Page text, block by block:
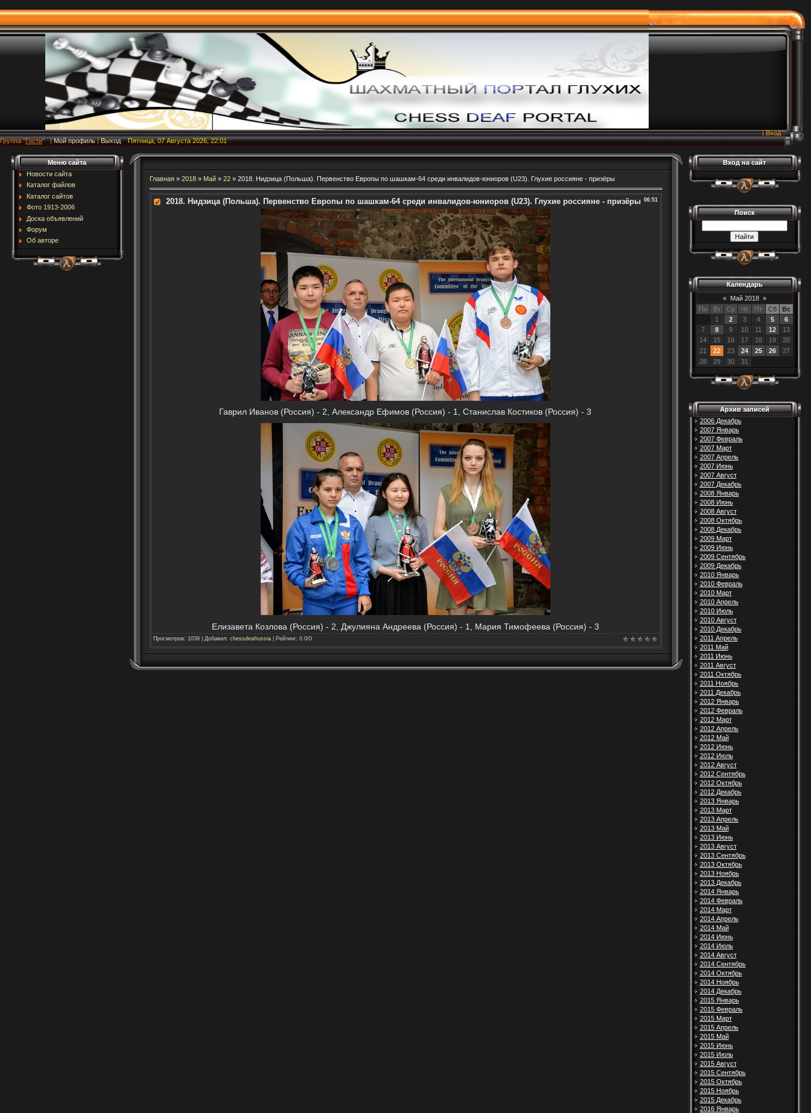
Группа"Гости" |Мой профиль |Выход Пятница, 07 Августа 2026, 22:01
|Вход
Меню сайта
Новости сайта
Каталог файлов
Каталог сайтов
Фото 1913-2006
Доска объявлений
Форум
Об авторе
Главная» 2018 » Май » 22» 2018. Нидзица (Польша). Первенство Европы по шашкам-64 среди инвалидов-юниоров (U23). Глухие россияне - призёры
06:51
2018. Нидзица (Польша). Первенство Европы по шашкам-64 среди инвалидов-юниоров (U23). Глухие россияне - призёры
Гаврил Иванов (Россия) - 2, Александр Ефимов (Россия) - 1, Станислав Костиков (Россия) - 3
Елизавета Козлова (Россия) - 2, Джулияна Андреева (Россия) - 1, Мария Тимофеева (Россия) - 3
Просмотров: 1039| Добавил: chessdeafrussia Рейтинг: 0.0/0
Вход на сайт
Поиск
Календарь
«
Май 2018 »
Пн
Вт Ср Чт Пт Сб
Вс
1
2 3 4 5
6
7
8 9 10 11 12
13
14
15 16 17 18 19
20
21
22 23 24 25 26
27
28
29 30 31
Архив записей
2006 Декабрь
2007 Январь
2007 Февраль
2007 Март
2007 Апрель
2007 Июнь
2007 Август
2007 Декабрь
2008 Январь
2008 Июнь
2008 Август
2008 Октябрь
2008 Декабрь
2009 Март
2009 Июнь
2009 Сентябрь
2009 Декабрь
2010 Январь
2010 Февраль
2010 Март
2010 Апрель
2010 Июль
2010 Август
2010 Декабрь
2011 Апрель
2011 Май
2011 Июнь
2011 Август
2011 Октябрь
2011 Ноябрь
2011 Декабрь
2012 Январь
2012 Февраль
2012 Март
2012 Апрель
2012 Май
2012 Июнь
2012 Июль
2012 Август
2012 Сентябрь
2012 Октябрь
2012 Декабрь
2013 Январь
2013 Март
2013 Апрель
2013 Май
2013 Июнь
2013 Август
2013 Сентябрь
2013 Октябрь
2013 Ноябрь
2013 Декабрь
2014 Январь
2014 Февраль
2014 Март
2014 Апрель
2014 Май
2014 Июнь
2014 Июль
2014 Август
2014 Сентябрь
2014 Октябрь
2014 Ноябрь
2014 Декабрь
2015 Январь
2015 Февраль
2015 Март
2015 Апрель
2015 Май
2015 Июнь
2015 Июль
2015 Август
2015 Сентябрь
2015 Октябрь
2015 Ноябрь
2015 Декабрь
2016 Январь